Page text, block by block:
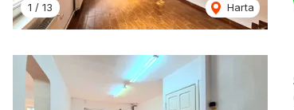
1 / 13 Harta